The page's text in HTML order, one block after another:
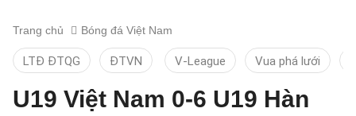
Trang chủ Bóng đá Việt Nam
LTĐ ĐTQG ĐTVN V-League Vua phá lưới
U19 Việt Nam 0-6 U19 Hàn